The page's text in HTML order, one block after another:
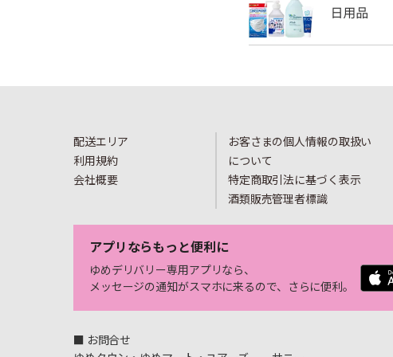
配送エリア
利用規約
会社概要
お客さまの個人情報の取扱い
について
特定商取引法に基づく表示
酒類販売管理者標識
アプリならもっと便利に
ゆめデリバリー専用アプリなら、
メッセージの通知がスマホに来るので、さらに便利。
■ お問合せ